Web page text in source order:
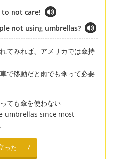
to not care!
not using umbrellas?
てみれば、アメリカでは傘持
で移動だと雨でも傘って必要
ても傘を使わない
umbrellas since most
った 7